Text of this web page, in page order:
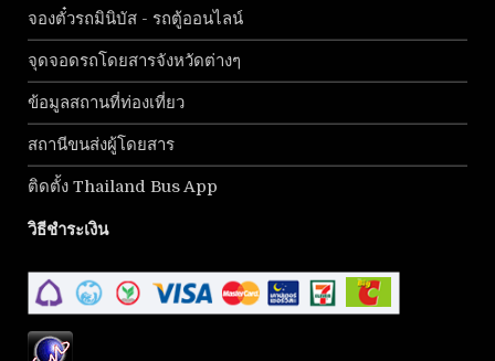
จองตั๋วรถมินิบัส - รถตู้ออนไลน์
จุดจอดรถโดยสารจังหวัดต่างๆ
ข้อมูลสถานที่ท่องเที่ยว
สถานีขนส่งผู้โดยสาร
ติดตั้ง Thailand Bus App
วิธีชำระเงิน